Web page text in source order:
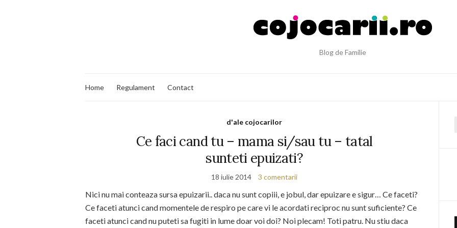
Blog de Familie
Home Regulament Contact
d'ale cojocarilor
Ce faci cand tu – mama si/sau tu – tatal
sunteti epuizati?
18 iulie 2014 3 comentarii
Nici nu mai conteaza sursa epuizarii.. daca nu sunt copiii, e jobul, dar epuizare e sigur… Ce faceti?
Ce faceti atunci cand momentele de respiro pe care vi le acordati reciproc nu sunt suficiente? Ce
faceti atunci cand nu puteti sa fugiti in lume doar voi doi? Noi plecam! Toti patru. Nu stiu daca